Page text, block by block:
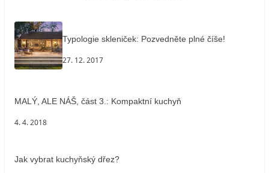
Typologie skleniček: Pozvedněte plné číše!
27. 12. 2017
MALÝ, ALE NÁŠ, část 3.: Kompaktní kuchyň
4. 4. 2018
Jak vybrat kuchyňský dřez?